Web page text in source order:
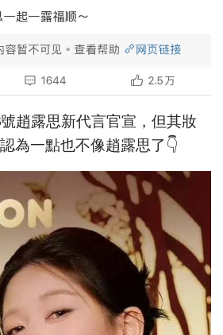
趙露思新代言官宣，但其妝
為一點也不像趙露思了👇